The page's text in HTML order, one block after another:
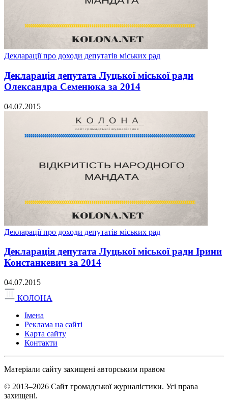
Декларації про доходи депутатів міських рад
Декларація депутата Луцької міської ради
Олександра Семенюка за 2014
04.07.2015
Декларації про доходи депутатів міських рад
Декларація депутата Луцької міської ради Ірини
Констанкевич за 2014
04.07.2015
КОЛОНА
Імена
Реклама на сайті
Карта сайту
Контакти
Матеріали сайту захищені авторським правом
© 2013–2026 Сайт громадської журналістики. Усі права
захищені.